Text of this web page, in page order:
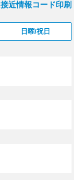
接近情報コード印刷
日曜/祝日